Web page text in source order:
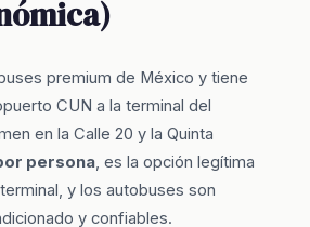
premium de México y tiene
CUN a la terminal del
en la Calle 20 y la Quinta
persona , es la opción legítima
y los autobuses son
y confiables.